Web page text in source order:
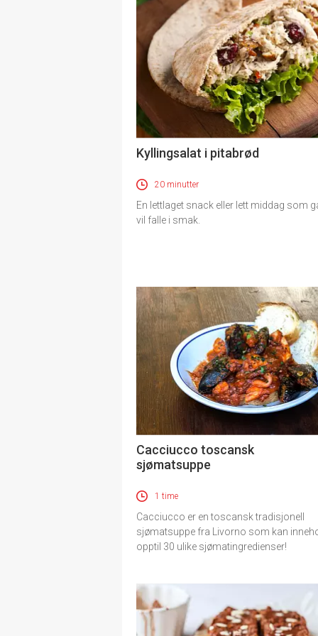
Kyllingsalat i pitabrød
20 minutter
En lettlaget snack eller lett middag som
vil falle i smak.
Cacciucco toscansk
sjømatsuppe
1 time
Cacciucco er en toscansk tradisjonell
sjømatsuppe fra Livorno som kan
opptil 30 ulike sjømatingredienser!